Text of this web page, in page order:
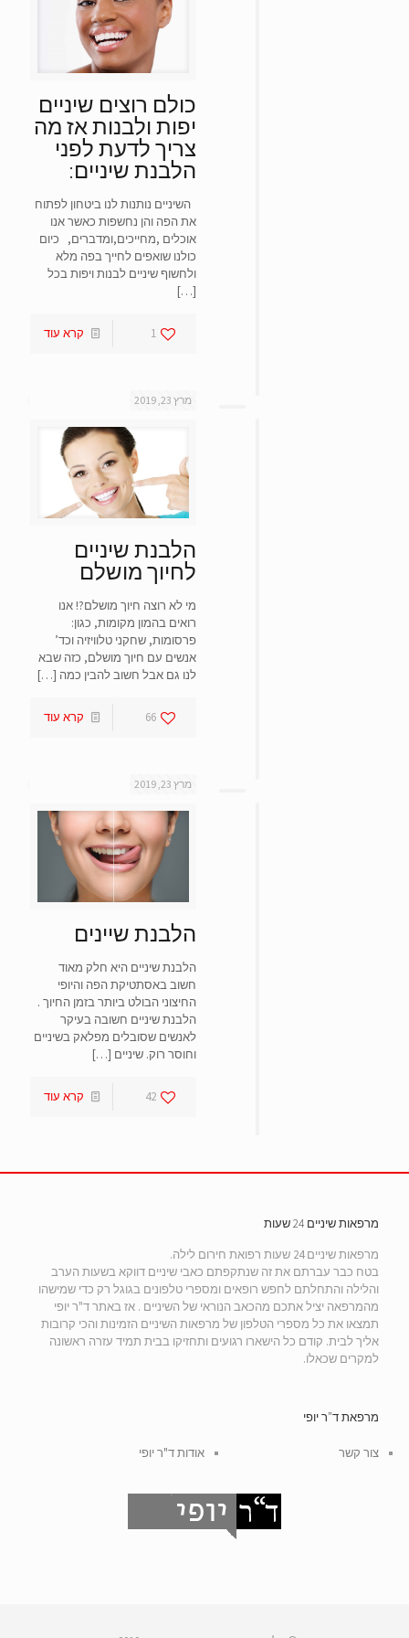
האפשרויות
כולם רוצים שיניים
יפות ולבנות אז מה
צריך לדעת לפני
הלבנת שיניים:
השיניים נותנות לנו ביטחון לפתוח
את הפה והן נחשפות כאשר אנו
אוכלים ,מחייכים,ומדברים, כיום
כולנו שואפים לחייך בפה מלא
ולחשוף שיניים לבנות ויפות בכל
[…]
1 קרא עוד
מרץ 23, 2019
הלבנת שיניים
לחיוך מושלם
מי לא רוצה חיוך מושלם?! אנו
רואים בהמון מקומות, כגון:
פרסומות, שחקני טלוויזיה וכד’
אנשים עם חיוך מושלם, כזה שבא
לנו גם אבל חשוב להבין כמה […]
66 קרא עוד
מרץ 23, 2019
הלבנת שיינים
הלבנת שיניים היא חלק מאוד
חשוב באסתטיקת הפה והיופי
החיצוני הבולט ביותר בזמן החיוך .
הלבנת שיניים חשובה בעיקר
לאנשים שסובלים מפלאק בשיניים
וחוסר רוק. שיניים […]
42 קרא עוד
מרפאות שיניים 24 שעות
מרפאות שיניים 24 שעות רפואת חירום לילה.
בטח כבר עברתם את זה שנתקפתם כאבי שיניים דווקא בשעות הערב
והלילה והתחלתם לחפש רופאים ומספרי טלפונים בגוגל רק כדי שמישהו
מהמרפאה יציל אתכם מהכאב הנוראי של השיניים . אז באתר ד"ר יופי
תמצאו את כל מספרי הטלפון של מרפאות השיניים הזמינות והכי קרובות
אליך לבית. קודם כל הישארו רגועים ותחזיקו בבית תמיד עזרה ראשונה
למקרים שכאלו.
מרפאת ד”ר יופי
אודות ד"ר יופי צור קשר